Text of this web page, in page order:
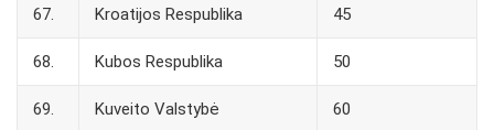
67. Kroatijos Respublika 45
68. Kubos Respublika 50
69. Kuveito Valstybė 60